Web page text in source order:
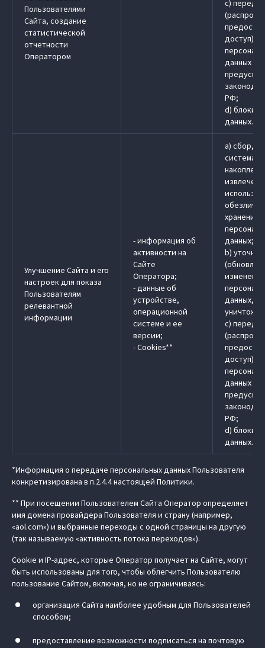
Пользователями
Сайта, создание
статистической
отчетности
Оператором
c)
доступ)
данных в
РФ;
d)
данных.
Улучшение Сайта и его
настроек для показа
Пользователям
релевантной
информации
- информация об
активности на
Сайте
Оператора;
- данные об
устройстве,
операционной
системе и ее
версии;
- Cookies**
a) сбор,
хранение
данных;
b)
данных,
c)
доступ)
данных в
РФ;
d)
данных.
*Информация о передаче персональных данных Пользователя
конкретизирована в п.2.4.4 настоящей Политики.
** При посещении Пользователем Сайта Оператор определяет
имя домена провайдера Пользователя и страну (например,
«aol.com») и выбранные переходы с одной страницы на другую
(так называемую «активность потока переходов»).
Cookie и IP-адрес, которые Оператор получает на Сайте, могут
быть использованы для того, чтобы облегчить Пользователю
пользование Сайтом, включая, но не ограничиваясь:
организация Сайта наиболее удобным для Пользователей
способом;
предоставление возможности подписаться на почтовую